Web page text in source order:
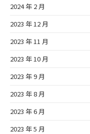
2024 年 2 月
2023 年 12 月
2023 年 11 月
2023 年 10 月
2023 年 9 月
2023 年 8 月
2023 年 6 月
2023 年 5 月